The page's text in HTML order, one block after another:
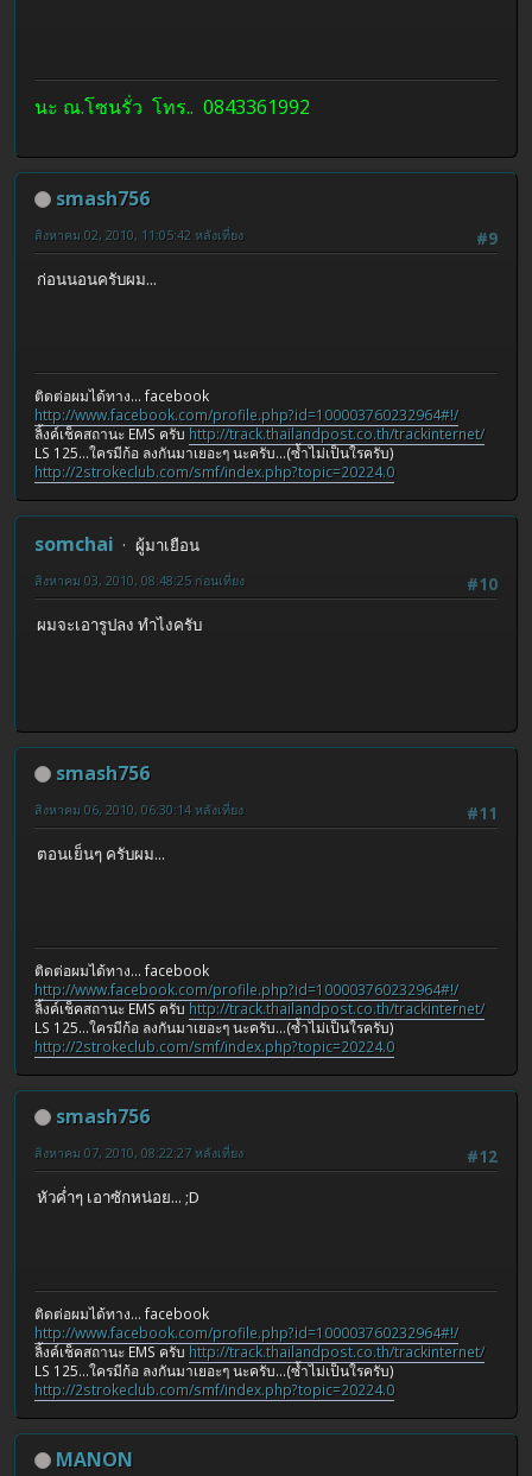
นะ ณ.โซนรั่ว โทร.. 0843361992
smash756
#9
สิงหาคม 02, 2010, 11:05:42 หลังเที่ยง
ก่อนนอนครับผม...
ติดต่อผมได้ทาง... facebook
http://www.facebook.com/profile.php?id=100003760232964#!/
ลิ้งค์เช็คสถานะ EMS ครับ http://track.thailandpost.co.th/trackinternet/
LS 125...ใครมีก้อ ลงกันมาเยอะๆ นะครับ...(ซ้ำไม่เป็นใรครับ)
http://2strokeclub.com/smf/index.php?topic=20224.0
somchai
ผู้มาเยือน
#10
สิงหาคม 03, 2010, 08:48:25 ก่อนเที่ยง
ผมจะเอารูปลง ทำไงครับ
smash756
#11
สิงหาคม 06, 2010, 06:30:14 หลังเที่ยง
ตอนเย็นๆ ครับผม...
ติดต่อผมได้ทาง... facebook
http://www.facebook.com/profile.php?id=100003760232964#!/
ลิ้งค์เช็คสถานะ EMS ครับ http://track.thailandpost.co.th/trackinternet/
LS 125...ใครมีก้อ ลงกันมาเยอะๆ นะครับ...(ซ้ำไม่เป็นใรครับ)
http://2strokeclub.com/smf/index.php?topic=20224.0
smash756
#12
สิงหาคม 07, 2010, 08:22:27 หลังเที่ยง
หัวค่ำๆ เอาซักหน่อย... ;D
ติดต่อผมได้ทาง... facebook
http://www.facebook.com/profile.php?id=100003760232964#!/
ลิ้งค์เช็คสถานะ EMS ครับ http://track.thailandpost.co.th/trackinternet/
LS 125...ใครมีก้อ ลงกันมาเยอะๆ นะครับ...(ซ้ำไม่เป็นใรครับ)
http://2strokeclub.com/smf/index.php?topic=20224.0
MANON